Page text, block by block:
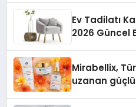
Ev Tadilatı
2026 Güncel
Mirabellix,
uzanan